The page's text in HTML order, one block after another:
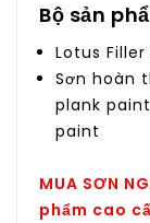
Bộ sản
Lotus
Sơn hoàn
plank
paint
MUA SƠN
phẩm cao